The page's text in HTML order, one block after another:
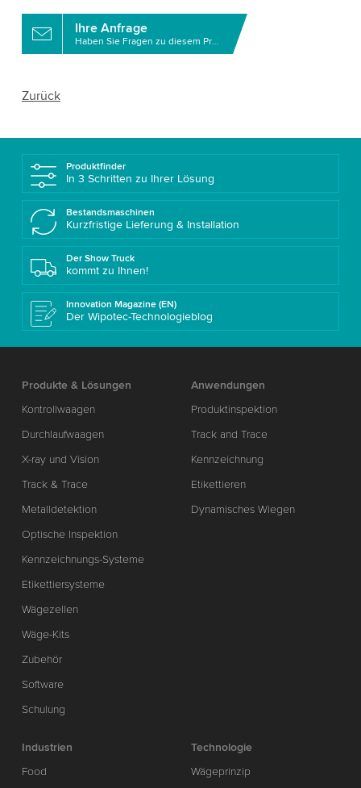
Ihre Anfrage
Haben Sie Fragen zu diesem Produkt?
Zurück
Produktfinder
In 3 Schritten zu Ihrer Lösung
Bestandsmaschinen
Kurzfristige Lieferung & Installation
Der Show Truck
kommt zu Ihnen!
Innovation Magazine (EN)
Der Wipotec-Technologieblog
Produkte & Lösungen
Kontrollwaagen
Durchlaufwaagen
X-ray und Vision
Track & Trace
Metalldetektion
Optische Inspektion
Kennzeichnungs-Systeme
Etikettiersysteme
Wägezellen
Wäge-Kits
Zubehör
Software
Schulung
Anwendungen
Produktinspektion
Track and Trace
Kennzeichnung
Etikettieren
Dynamisches Wiegen
Industrien
Food
Technologie
Wägeprinzip